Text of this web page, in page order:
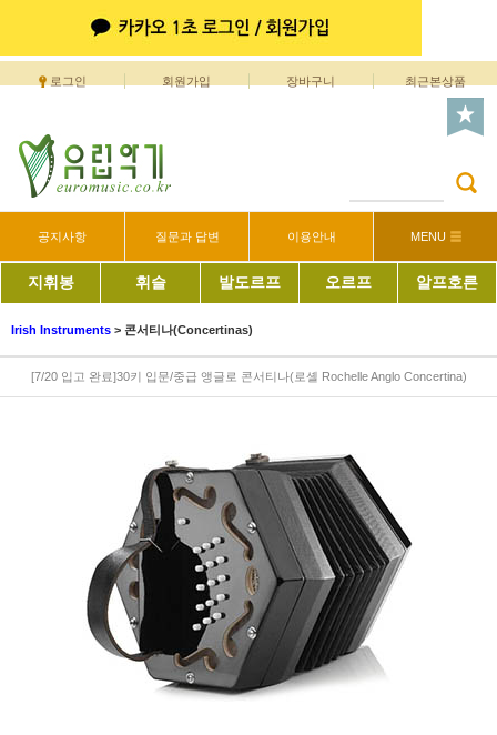
로그인 회원가입 장바구니 최근본상품
공지사항 질문과 답변 이용안내 MENU
지휘봉 휘슬 발도르프 오르프 알프호른
Irish Instruments > 콘서티나(Concertinas)
[7/20 입고 완료]30키 입문/중급 앵글로 콘서티나(로셸 Rochelle Anglo Concertina)